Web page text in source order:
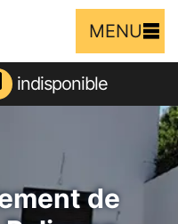
MENU
indisponible
de